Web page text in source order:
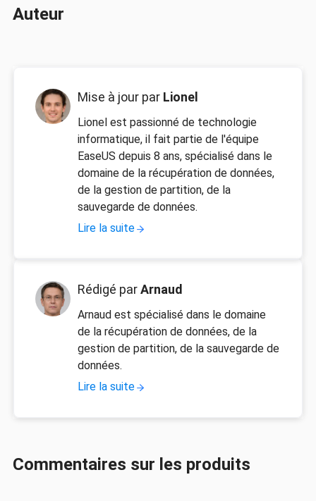
Auteur
Mise à jour par Lionel
Lionel est passionné de technologie
informatique, il fait partie de l'équipe
EaseUS depuis 8 ans, spécialisé dans le
domaine de la récupération de données,
de la gestion de partition, de la
sauvegarde de données.
Lire la suite
Rédigé parArnaud
Arnaud est spécialisé dans le domaine
de la récupération de données, de la
gestion de partition, de la sauvegarde de
données.
Lire la suite
Commentaires sur les produits